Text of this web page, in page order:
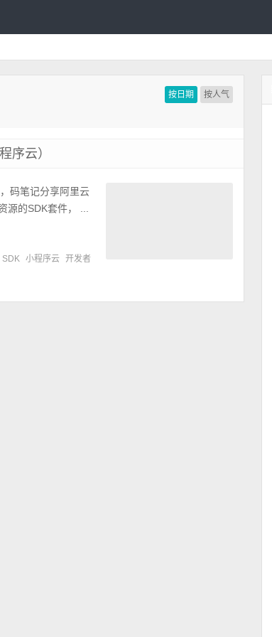
按日期 按人气
序云）
码笔记分享阿里云
源的SDK套件， ...
SDK 小程序云
开发者